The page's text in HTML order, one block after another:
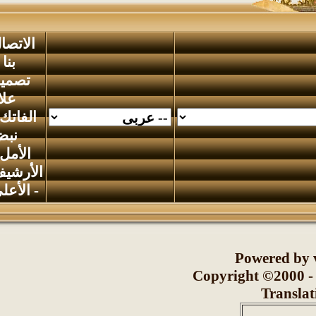
الاتصال
بنا -
تصميم
علاء
الفاتك-
نبض
الأمل-
الأرشيف
-الأعلى
Powered
Copyright